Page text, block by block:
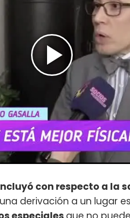
con respecto a la
derivación a un lugar